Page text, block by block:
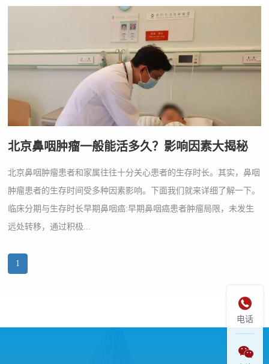
北京鼻咽肿瘤一般能活多久？影响因素大揭秘
北京鼻咽肿瘤患者和家属往往十分关心患者的生存时长。其实，鼻咽
肿瘤患者的生存时间受多种因素影响。下面我们就来详细了解一下。
临床分期与生存时长早期鼻咽癌:早期鼻咽癌患者肿瘤局限，未发生
远处转移，通过积极...
1

电话
